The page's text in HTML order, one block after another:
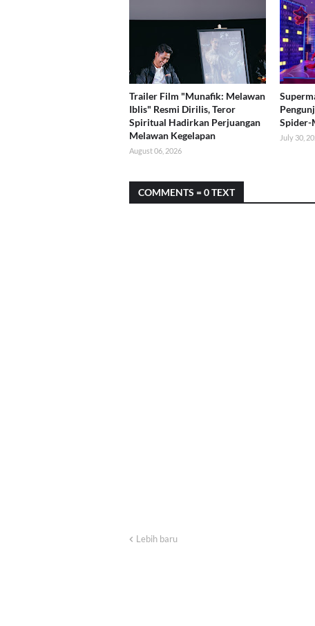
Trailer Film "Munafik: Melawan
Iblis" Resmi Dirilis, Teror
Spiritual Hadirkan Perjuangan
Melawan Kegelapan
August 06, 2026
Spider-
July 30,
COMMENTS = 0 TEXT
Lebih baru